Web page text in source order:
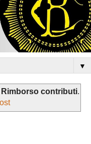
▼
Rimborso contributi.